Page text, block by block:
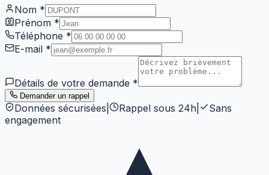
Nom *
Prénom *
Téléphone *
E-mail *
Détails de votre demande *
Demander un rappel
Données sécurisées Rappel sous 24h
Sans
engagement